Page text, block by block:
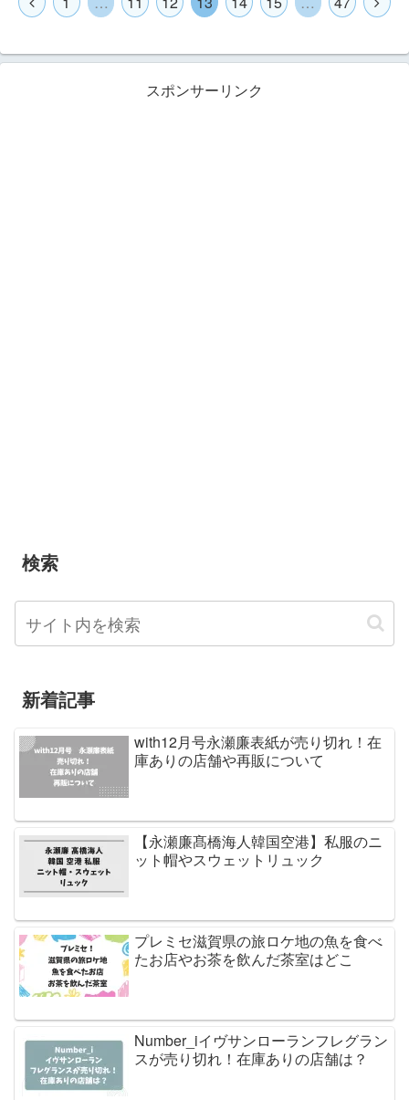
スポンサーリンク
検索
新着記事
with12月号永瀬廉表紙が売り切れ！在
庫ありの店舗や再販について
【永瀬廉髙橋海人韓国空港】私服のニ
ット帽やスウェットリュック
プレミセ滋賀県の旅ロケ地の魚を食べ
たお店やお茶を飲んだ茶室はどこ
Number_iイヴサンローランフレグラン
スが売り切れ！在庫ありの店舗は？